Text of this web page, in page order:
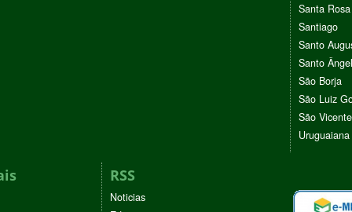
Santa Rosa
Santiago
Santo
Santo
São Borja
São Luiz
São
Uruguaiana
RSS
Noticias